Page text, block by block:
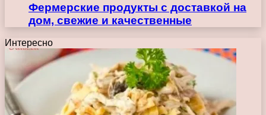
Фермерские продукты с доставкой на
дом, свежие и качественные
Интересно